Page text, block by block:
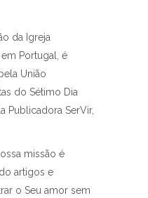
da Igreja
Portugal, é
União
do Sétimo Dia
Publicadora SerVir,
missão é
artigos e
o Seu amor sem